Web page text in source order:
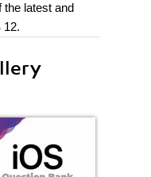
the latest and
12.